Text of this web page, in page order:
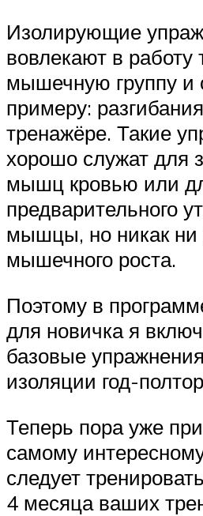
Изолирующие
вовлекают в работу
мышечную группу и
примеру:
тренажёре. Такие
хорошо служат для
мышц кровью или
предварительного
мышцы, но никак ни
мышечного роста.
Поэтому в
для новичка я
базовые
изоляции год-
Теперь пора уже
самому
следует
4 месяца ваших